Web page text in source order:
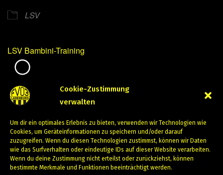
Cookie-Zustimmung
verwalten
Um dir ein optimales Erlebnis zu bieten, verwenden wir Technologien wie
Cookies, um Geräteinformationen zu speichern und/oder darauf
zuzugreifen. Wenn du diesen Technologien zustimmst, können wir Daten
wie das Surfverhalten oder eindeutige IDs auf dieser Website verarbeiten.
Wenn du deine Zustimmung nicht erteilst oder zurückziehst, können
bestimmte Merkmale und Funktionen beeinträchtigt werden.
LSV
LSV Bambini-Training
Juni 4, 2024
PREVIOUS